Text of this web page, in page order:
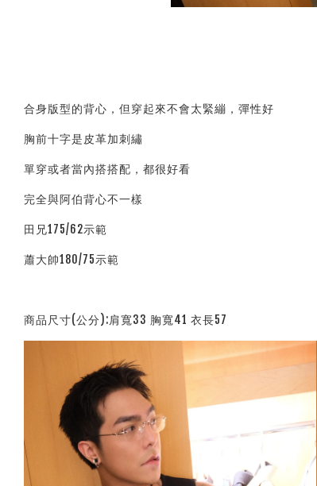
合身版型的背心，但穿起來不會太緊繃，彈性好
胸前十字是皮革加刺繡
單穿或者當內搭搭配，都很好看
完全與阿伯背心不一樣
田兄175/62示範
蕭大帥180/75示範
商品尺寸(公分):肩寬33 胸寬41 衣長57